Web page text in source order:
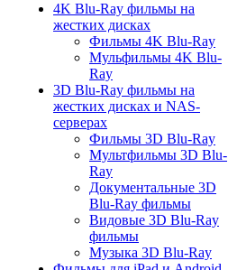
4K Blu-Ray фильмы на
жестких дисках
Фильмы 4K Blu-Ray
Мульфильмы 4K Blu-
Ray
3D Blu-Ray фильмы на
жестких дисках и NAS-
серверах
Фильмы 3D Blu-Ray
Мультфильмы 3D Blu-
Ray
Документальные 3D
Blu-Ray фильмы
Видовые 3D Blu-Ray
фильмы
Музыка 3D Blu-Ray